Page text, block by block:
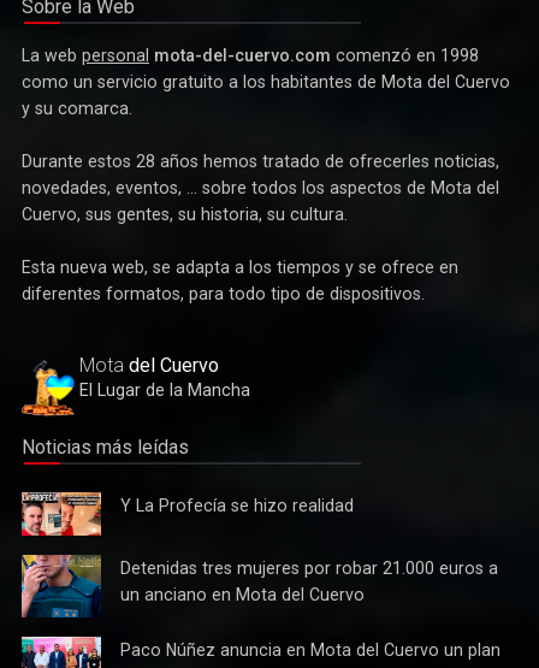
Deportes
La webpersonal mota-del-cuervo.comcomenzó en 1998
como un servicio gratuito a los habitantes de Mota del Cuervo
Durante estos 28 años hemos tratado de ofrecerles noticias,
novedades, eventos, ... sobre todos los aspectos de Mota del
Esta nueva web, se adapta a los tiempos y se ofrece en
Motadel Cuervo
Y La
Profecía
se hizo
realidad
Detenidas
tres
mujeres
Detenidas tres mujeres por robar 21.000 euros a